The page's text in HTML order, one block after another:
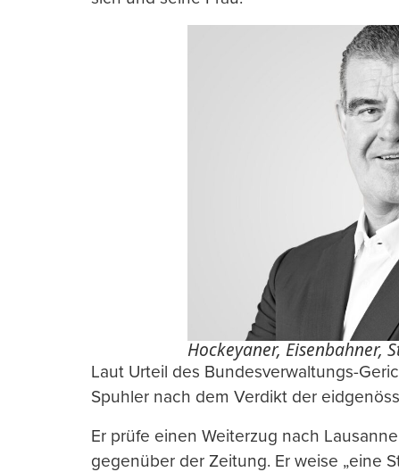
Hockeyaner, Eisenbahner,
Laut Urteil des Bundesverwaltungs-
Spuhler nach dem Verdikt der
Er prüfe einen Weiterzug nach
gegenüber der Zeitung. Er weise „eine